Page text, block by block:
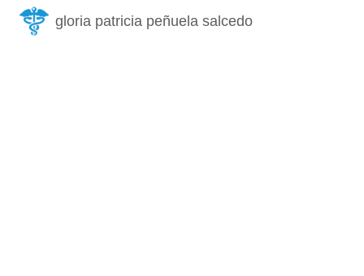
gloria patricia peñuela salcedo